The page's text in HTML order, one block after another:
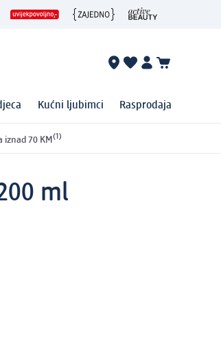
Kućni ljubimci Rasprodaja
iznad 70 KM (1)
ml